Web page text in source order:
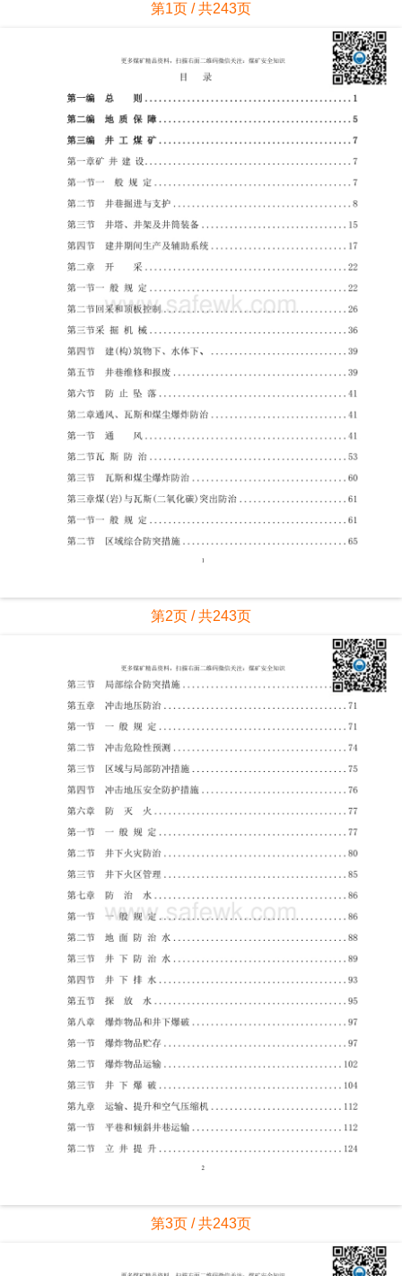
第1页 / 共243页
第2页 / 共243页
第3页 / 共243页